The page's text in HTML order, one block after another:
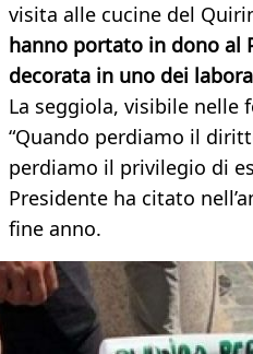
visita alle cucine del
hanno portato in dono al
decorata in uno dei
La seggiola, visibile nelle
“Quando perdiamo il
perdiamo il privilegio di
Presidente ha citato
fine anno.